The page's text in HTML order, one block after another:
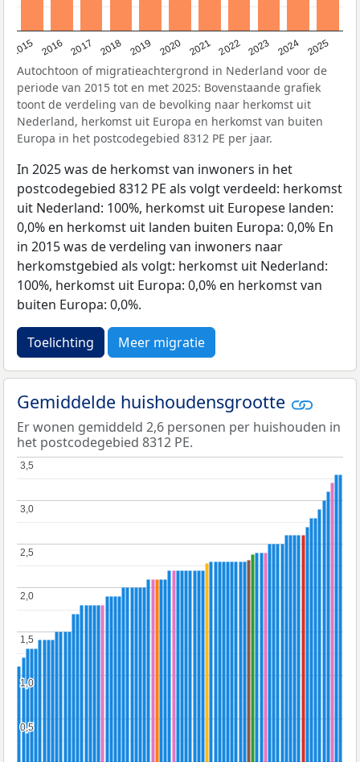
2015 2016 2017 2018 2019 2020 2021 2022 2023 2024 2025
Autochtoon of migratieachtergrond in Nederland voor de
periode van 2015 tot en met 2025: Bovenstaande grafiek
toont de verdeling van de bevolking naar herkomst uit
Nederland, herkomst uit Europa en herkomst van buiten
Europa in het postcodegebied 8312 PE per jaar.
In 2025 was de herkomst van inwoners in het
postcodegebied 8312 PE als volgt verdeeld: herkomst
uit Nederland: 100%, herkomst uit Europese landen:
0,0% en herkomst uit landen buiten Europa: 0,0% En
in 2015 was de verdeling van inwoners naar
herkomstgebied als volgt: herkomst uit Nederland:
100%, herkomst uit Europa: 0,0% en herkomst van
buiten Europa: 0,0%.
Toelichting Meer migratie
Gemiddelde huishoudensgrootte
Er wonen gemiddeld 2,6 personen per huishouden in
het postcodegebied 8312 PE.
0,5
0,5
1,0
1,0
1,5
1,5
2,0
2,0
2,5
2,5
3,0
3,0
3,5
3,5